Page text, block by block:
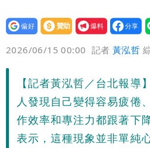
設為
贊助
我要
爆料
2026/06/15 00:00 記者黃泓哲
【記者黃泓哲／台北報導
人發現自己變得容易疲倦
作效率和專注力都跟著下
表示，這種現象並非單純